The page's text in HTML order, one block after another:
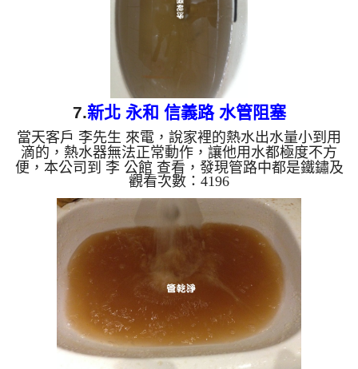
7.新北 永和 信義路 水管阻塞
當天客戶 李先生 來電，說家裡的熱水出水量小到用
滴的，熱水器無法正常動作，讓他用水都極度不方
便，本公司到 李 公館 查看，發現管路中都是鐵鏽及
異物，本公司架起 水管清洗機 ，開始 清洗水管 ，廢
水狂噴，如下圖及影片，李先生 看傻了眼，，清洗
水管 過程堵住了好幾次，本公司改以特殊工法處
理， 水管清洗 約兩小時後，出水量變大， 李先生終
於有熱水可以用了。 清洗水管, 水管清洗, 洗水管,
熱水管堵塞, 熱水忽冷忽熱, 洗管路, 清管路 ...
觀看次數：4196